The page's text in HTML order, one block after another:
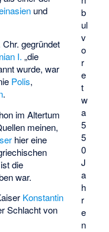
b
ul
v
o
r
e
t
w
a
5
5
0
J
a
h
r
e
n
und
gegründet
I. „die
wurde, war
Polis,
.
im Altertum
meinen,
hier eine
die
war.
Konstantin
Schlacht von